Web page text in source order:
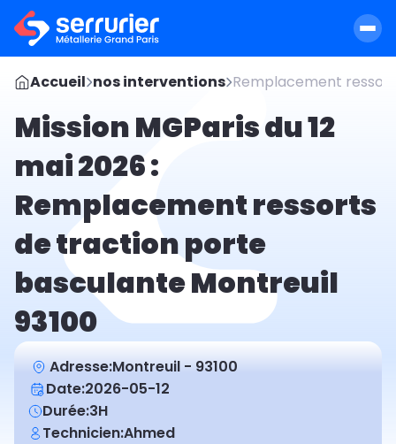
Accueil nos interventions Remplacement
Mission MGParis du 12
mai 2026 :
Remplacement ressorts
de traction porte
basculante Montreuil
93100
Adresse:Montreuil - 93100
Date:2026-05-12
Durée:3H
Technicien:Ahmed